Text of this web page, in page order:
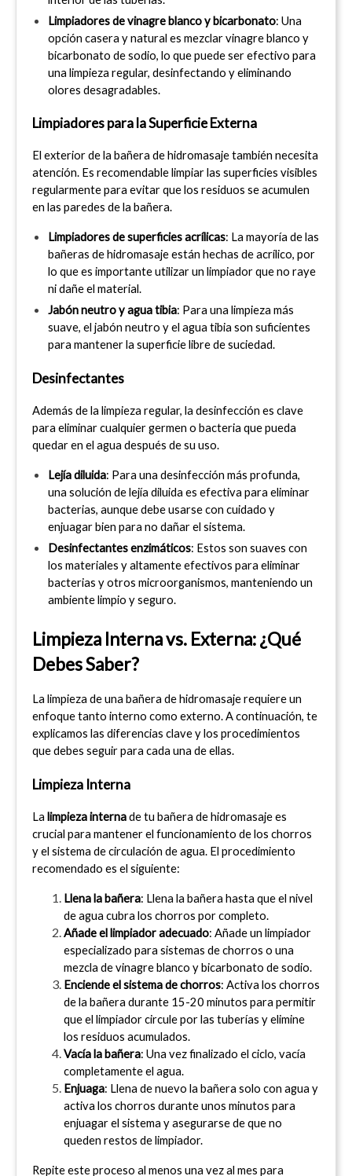
Limpiadores de vinagre blanco y bicarbonato: Una
opción casera y natural es mezclar vinagre blanco y
bicarbonato de sodio, lo que puede ser efectivo para
una limpieza regular, desinfectando y eliminando
olores desagradables.
Limpiadores para la Superficie Externa
El exterior de la bañera de hidromasaje también necesita
atención. Es recomendable limpiar las superficies visibles
regularmente para evitar que los residuos se acumulen
en las paredes de la bañera.
Limpiadores de superficies acrílicas: La mayoría de las
bañeras de hidromasaje están hechas de acrílico, por
lo que es importante utilizar un limpiador que no raye
ni dañe el material.
Jabón neutro y agua tibia: Para una limpieza más
suave, el jabón neutro y el agua tibia son suficientes
para mantener la superficie libre de suciedad.
Desinfectantes
Además de la limpieza regular, la desinfección es clave
para eliminar cualquier germen o bacteria que pueda
quedar en el agua después de su uso.
Lejía diluida: Para una desinfección más profunda,
una solución de lejía diluida es efectiva para eliminar
bacterias, aunque debe usarse con cuidado y
enjuagar bien para no dañar el sistema.
Desinfectantes enzimáticos: Estos son suaves con
los materiales y altamente efectivos para eliminar
bacterias y otros microorganismos, manteniendo un
ambiente limpio y seguro.
Limpieza Interna vs. Externa: ¿Qué
Debes Saber?
La limpieza de una bañera de hidromasaje requiere un
enfoque tanto interno como externo. A continuación, te
explicamos las diferencias clave y los procedimientos
que debes seguir para cada una de ellas.
Limpieza Interna
La limpieza interna de tu bañera de hidromasaje es
crucial para mantener el funcionamiento de los chorros
y el sistema de circulación de agua. El procedimiento
recomendado es el siguiente:
Llena la bañera: Llena la bañera hasta que el nivel
de agua cubra los chorros por completo.
Añade el limpiador adecuado: Añade un limpiador
especializado para sistemas de chorros o una
mezcla de vinagre blanco y bicarbonato de sodio.
Enciende el sistema de chorros: Activa los chorros
de la bañera durante 15-20 minutos para permitir
que el limpiador circule por las tuberías y elimine
los residuos acumulados.
Vacía la bañera: Una vez finalizado el ciclo, vacía
completamente el agua.
Enjuaga: Llena de nuevo la bañera solo con agua y
activa los chorros durante unos minutos para
enjuagar el sistema y asegurarse de que no
queden restos de limpiador.
Repite este proceso al menos una vez al mes para